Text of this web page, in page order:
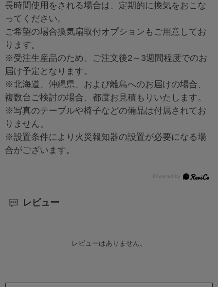
長時間使用をされる場合は、定期的に換気をおこな
ってください。
ご希望の場合換気扇取付オプションもご用意してお
ります。
※受注生産品のため、ご注文後2～3週間程度でのお
届け予定となります。
※北海道、沖縄県、および離島へのお届けの場合、
複数台ご検討の場合、都度お見積もりいたします。
※写真のテーブルや椅子などの備品は付属されてお
りません。
※設置条件により火災報知器の設置が必要になる場
合がございます。
レビュー
レビューはありません。